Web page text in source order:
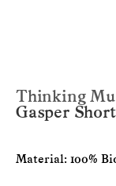
Thinking Mu
Gasper
Material: 100%